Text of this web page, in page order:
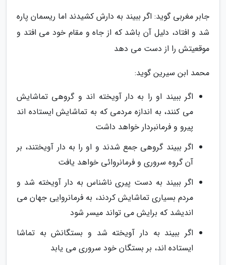
جابر مغربی گوید: اگر ببیند به دارش کشیدند اما ریسمان پاره
شد و افتاد، دلیل آن باشد که از جاه و مقام خود می افتد و
موقعیتش را از دست می دهد
محمد ابن سیرین گوید:
اگر ببیند او را به دار آویخته اند و گروهی تماشایش
می کنند، به اندازه مردمی که به تماشایش ایستاده اند
پیرو و فرمانبردار خواهد داشت
اگر ببیند گروهی جمع شدند و او را به دار آویختند، بر
آن گروه سروری و فرمانروائی خواهد یافت
اگر ببیند به دست پیری ناشناس به دار آویخته شد و
مردم بسیاری تماشایش کردند، به فرمانروایی جهان می
اندیشد که برایش می تواند میسر شود
اگر ببیند به دار آویخته شد و بستگانش به تماشا
ایستاده اند، بر بستگان خود سروری می یابد